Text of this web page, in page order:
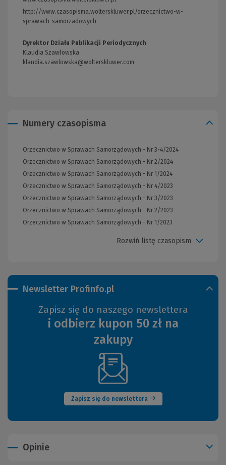
Newsletter Profinfo.pl
Zapisz się do naszego newslettera
i odbierz kupon 50 zł na
zakupy
Zapisz się do newslettera
(Nowe
okno)
do
http://www.czasopisma.wolterskluwer.pl/orzecznictwo-w-
sprawach-samorzadowych
innej
Dyrektor Działu Publikacji Periodycznych
Klaudia Szawłowska
klaudia.szawlowska@wolterskluwer.com
Numery czasopisma
Orzecznictwo w Sprawach Samorządowych - Nr 3-4/2024
Orzecznictwo w Sprawach Samorządowych - Nr 2/2024
Orzecznictwo w Sprawach Samorządowych - Nr 1/2024
Orzecznictwo w Sprawach Samorządowych - Nr 4/2023
Orzecznictwo w Sprawach Samorządowych - Nr 3/2023
Orzecznictwo w Sprawach Samorządowych - Nr 2/2023
Orzecznictwo w Sprawach Samorządowych - Nr 1/2023
Rozwiń listę czasopism
Opinie